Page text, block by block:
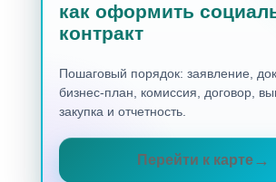
как оформить
контракт
Пошаговый порядок: заявление,
бизнес-план, комиссия, договор,
закупка и отчетность.
Перейти к карте